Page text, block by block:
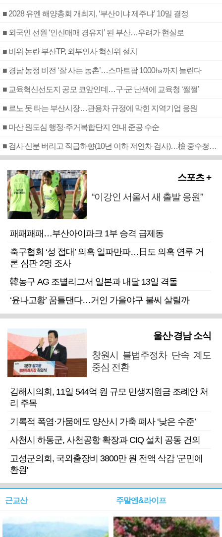
■ 2028 유엔 해양총회 개최지, ‘부산이냐 제주냐’ 10일 결정
■ 외국인 선원 ‘인신매매 경유지’ 된 부산…우려가 현실로
■ 비위 논란 부산TP, 외부인사 혁신위 설치
■ 경남 농정 비전 ‘잘 사는 농촌’…스마트팜 1000㏊까지 늘린다
■ 교육혁신선도지 공모 코앞인데…구·군 난색에 교육청 ‘쩔쩔’
■ 르노 못 타는 부산시장…관용차 규정에 막힌 지역기업 응원
■ 마산 원도심 행정·주거복합단지 연내 준공 수순
■ 검사 신분 버리고 직급하향(10년 이하 저연차 검사)…檢 중수청행 기피
스포츠 +
“이강인 서울서 새 출발 응원”
패패패패…부산아이파크 1부 승격 급제동
축구협회 ‘성 접대’ 의혹 일파만파…日도 의혹 연루 거
론 심판 2명 조사
韓농구 AG 조별리그서 일본과 내달 13일 격돌
‘윤나고황’ 꿈틀댄다…거인 가을야구 불씨 살릴까
울산·경남 소식
창원시 불법주정차 단속 계도
중심 전환
김해시의회, 11일 544억 원 규모 민생지원금 조례안 처
리 주목
기록적 폭염·가뭄에도 양산시 가축 폐사 ‘낮은 수준’
사천시 하동군, 사천공항 확장과 CIQ 설치 공동 건의
고성군의회, 국외출장비 3800만 원 전액 삭감 '군민에
환원'
근교산 주말엔&라이프